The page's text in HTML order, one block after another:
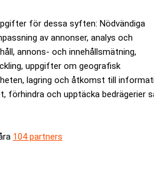
för dessa syften: Nödvändiga
av annonser, analys och
annons- och innehållsmätning,
uppgifter om geografisk
lagring och åtkomst till
förhindra och upptäcka bedrägerier
104 partners
att köpas upp av diktaturer,
och investerare ska
tycker att bolagen har en bra
Samma gäller om dom
globala nätverk och ägare
ägarstrukturer. I detta
bolag och det har det
bolag kommer efter
kommer att hända. Svenska